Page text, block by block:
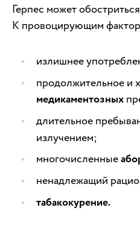
Герпес может
К провоцирующим
излишнее
продолжительное и
медикаментозных
длительное
излучением;
многочисленные
ненадлежащий
табакокурение.